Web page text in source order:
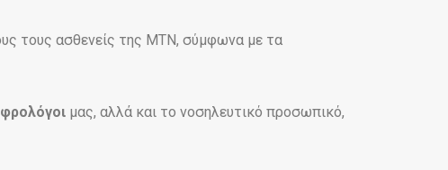
τους ασθενείς της ΜΤΝ, σύμφωνα με τα
μας, αλλά και το νοσηλευτικό προσωπικό,